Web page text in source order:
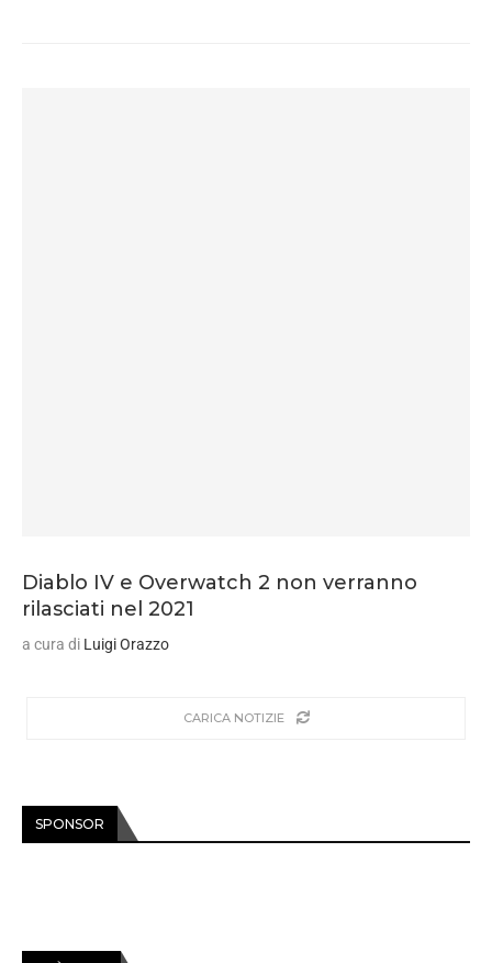
Diablo IV e Overwatch 2 non verranno
rilasciati nel 2021
a cura di Luigi Orazzo
CARICA NOTIZIE
SPONSOR